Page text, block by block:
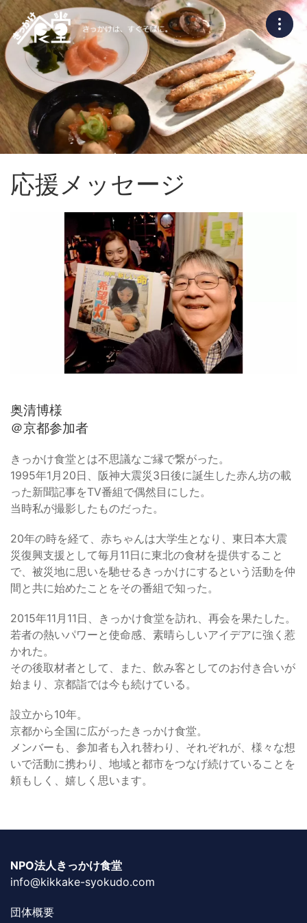
応援メッセージ
奥清博様
＠京都参加者
きっかけ食堂とは不思議なご縁で繋がった。
1995年1月20日、阪神大震災3日後に誕生した赤ん坊の載
った新聞記事をTV番組で偶然目にした。
当時私が撮影したものだった。
20年の時を経て、赤ちゃんは大学生となり、東日本大震
災復興支援として毎月11日に東北の食材を提供すること
で、被災地に思いを馳せるきっかけにするという活動を仲
間と共に始めたことをその番組で知った。
2015年11月11日、きっかけ食堂を訪れ、再会を果たした。
若者の熱いパワーと使命感、素晴らしいアイデアに強く惹
かれた。
その後取材者として、また、飲み客としてのお付き合いが
始まり、京都詣では今も続けている。
設立から10年。
京都から全国に広がったきっかけ食堂。
メンバーも、参加者も入れ替わり、それぞれが、様々な想
いで活動に携わり、地域と都市をつなげ続けていることを
頼もしく、嬉しく思います。
NPO法人きっかけ食堂
info@kikkake-syokudo.com
団体概要